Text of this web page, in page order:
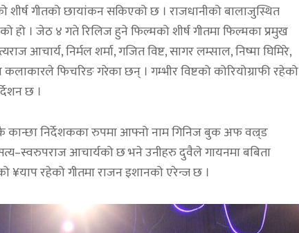
शीर्ष गीतको छायांकन सकिएको छ । राजधानीको बालाजुस्थित
हो । जेठ ४ गते रिलिज हुने फिल्मको शीर्ष गीतमा फिल्मका प्रमुख
आचार्य, निर्मल शर्मा, गजित विष्ट, सागर लम्साल, निष्मा घिमिरे,
फिचरिङ गरेका छन् । गम्भीर विष्टको कोरियोग्राफी रहेको
छ ।
कान्छा निर्देशकका रुपमा आफ्नो नाम गिनिज बुक अफ वल्र्ड
सत्य–स्वरुपराज आचार्यको छ भने उनीहरु दुवैले गायनमा बबिता
¥याप रहेको गीतमा राजन इशानको एरेन्ज छ ।